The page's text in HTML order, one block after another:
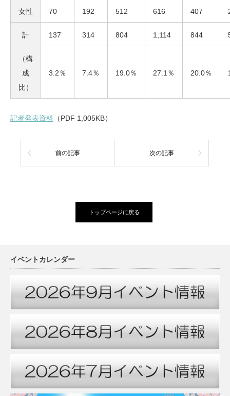
女性 70 192 512 616 407
計 137 314 804 1,114 844
（構
成
比）
3.2％ 7.4％ 19.0％ 27.1％ 20.0％
記者発表資料 （PDF 1,005KB）
前の記事 次の記事
トップページに戻る
イベントカレンダー